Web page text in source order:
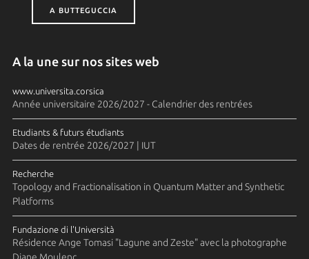
A BUTTEGUCCIA
A la une sur nos sites web
www.universita.corsica
Année universitaire 2026/2027 - Calendrier des rentrées
Etudiants & futurs étudiants
Dates de rentrée 2026/2027 | IUT
Recherche
Topology and Fractionalisation in Quantum Matter and Synthetic
Platforms
Fundazione di l'Università
Résidence Ange Tomasi "Lagune and Zeste" avec la photographe
Diane Moulenc